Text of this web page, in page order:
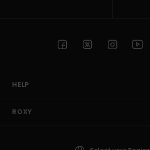
HELP
ROXY